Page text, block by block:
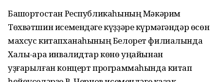
Башҡортостан Республикаһының Мәкәрим
Төхвәтшин исемендәге күҙҙәре күрмәгәндәр өсөн
махсус китапханаһының Белорет филиалында
Халыҡ-ара инвалидтар көнө уңайынан
уҙғарылған концерт программаһында китап